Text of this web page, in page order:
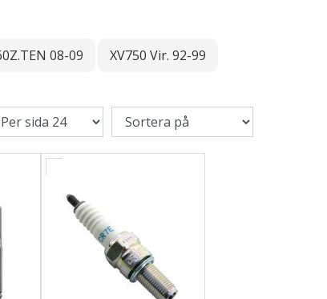
08-09 XV750 Vir. 92-99